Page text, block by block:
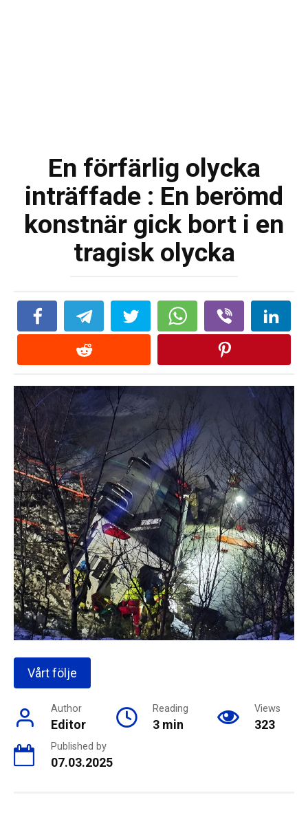
En förfärlig olycka
inträffade : En berömd
konstnär gick bort i en
tragisk olycka
Vårt följe
Author
Editor
Reading
3 min
Views
323
Published by
07.03.2025